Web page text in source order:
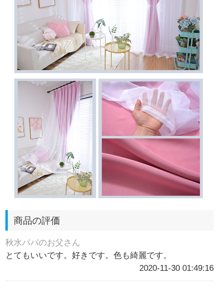
商品の評価
秋水パパのお父さん
とてもいいです。好きです。色も綺麗です。
2020-11-30 01:49:16